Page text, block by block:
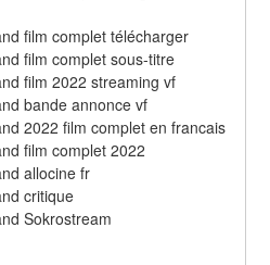
film complet télécharger
film complet sous-titre
film 2022 streaming vf
bande annonce vf
2022 film complet en francais
film complet 2022
allocine fr
critique
Sokrostream